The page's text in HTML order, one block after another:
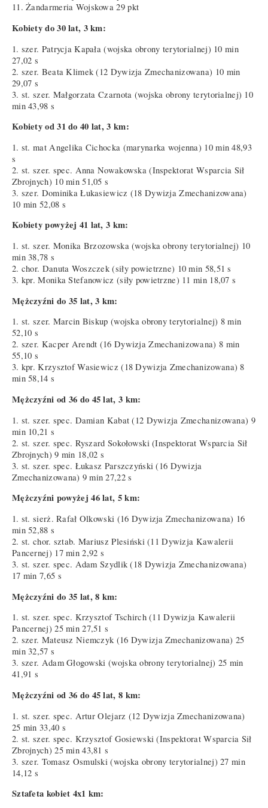
11. Żandarmeria Wojskowa 29 pkt
Kobiety do 30 lat, 3 km:
1. szer. Patrycja Kapała (wojska obrony terytorialnej) 10 min
27,02 s
2. szer. Beata Klimek (12 Dywizja Zmechanizowana) 10 min
29,07 s
3. st. szer. Małgorzata Czarnota (wojska obrony terytorialnej) 10
min 43,98 s
Kobiety od 31 do 40 lat, 3 km:
1. st. mat Angelika Cichocka (marynarka wojenna) 10 min 48,93
s
2. st. szer. spec. Anna Nowakowska (Inspektorat Wsparcia Sił
Zbrojnych) 10 min 51,05 s
3. szer. Dominika Łukasiewicz (18 Dywizja Zmechanizowana)
10 min 52,08 s
Kobiety powyżej 41 lat, 3 km:
1. st. szer. Monika Brzozowska (wojska obrony terytorialnej) 10
min 38,78 s
2. chor. Danuta Woszczek (siły powietrzne) 10 min 58,51 s
3. kpr. Monika Stefanowicz (siły powietrzne) 11 min 18,07 s
Mężczyźni do 35 lat, 3 km:
1. st. szer. Marcin Biskup (wojska obrony terytorialnej) 8 min
52,10 s
2. szer. Kacper Arendt (16 Dywizja Zmechanizowana) 8 min
55,10 s
3. kpr. Krzysztof Wasiewicz (18 Dywizja Zmechanizowana) 8
min 58,14 s
Mężczyźni od 36 do 45 lat, 3 km:
1. st. szer. spec. Damian Kabat (12 Dywizja Zmechanizowana) 9
min 10,21 s
2. st. szer. spec. Ryszard Sokołowski (Inspektorat Wsparcia Sił
Zbrojnych) 9 min 18,02 s
3. st. szer. spec. Łukasz Parszczyński (16 Dywizja
Zmechanizowana) 9 min 27,22 s
Mężczyźni powyżej 46 lat, 5 km:
1. st. sierż. Rafał Olkowski (16 Dywizja Zmechanizowana) 16
min 52,88 s
2. st. chor. sztab. Mariusz Plesiński (11 Dywizja Kawalerii
Pancernej) 17 min 2,92 s
3. st. szer. spec. Adam Szydlik (18 Dywizja Zmechanizowana)
17 min 7,65 s
Mężczyźni do 35 lat, 8 km:
1. st. szer. spec. Krzysztof Tschirch (11 Dywizja Kawalerii
Pancernej) 25 min 27,51 s
2. szer. Mateusz Niemczyk (16 Dywizja Zmechanizowana) 25
min 32,57 s
3. szer. Adam Głogowski (wojska obrony terytorialnej) 25 min
41,91 s
Mężczyźni od 36 do 45 lat, 8 km:
1. st. szer. spec. Artur Olejarz (12 Dywizja Zmechanizowana)
25 min 33,40 s
2. st. szer. spec. Krzysztof Gosiewski (Inspektorat Wsparcia Sił
Zbrojnych) 25 min 43,81 s
3. szer. Tomasz Osmulski (wojska obrony terytorialnej) 27 min
14,12 s
Sztafeta kobiet 4x1 km: